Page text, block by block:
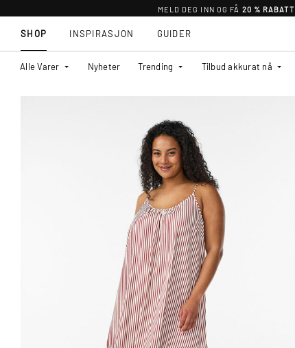
MELD DEG INN OG FÅ 20 % RABATT
SHOP
Alle Varer Nyheter Trending Tilbud akkurat nå
INSPIRASJON GUIDER